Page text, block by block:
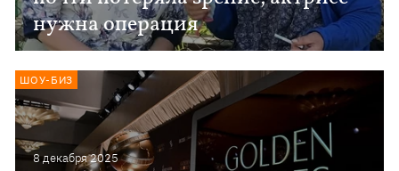
нужна операция
8 декабря 2025
ШОУ-БИЗ